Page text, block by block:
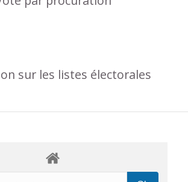
sur les listes électorales